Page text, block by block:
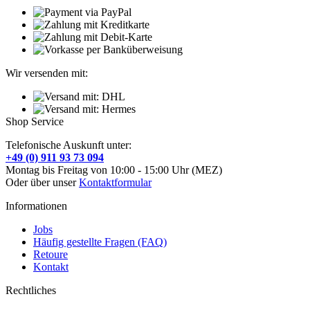
Wir versenden mit:
Shop Service
Telefonische Auskunft unter:
+49 (0) 911 93 73 094
Montag bis Freitag von 10:00 - 15:00 Uhr (MEZ)
Oder über unserKontaktformular
Informationen
Jobs
Häufig gestellte Fragen (FAQ)
Retoure
Kontakt
Rechtliches